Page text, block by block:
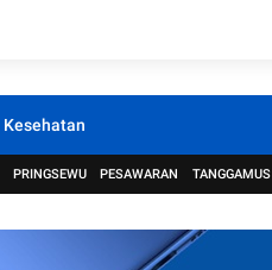
Kesehatan
PRINGSEWU PESAWARAN TANGGAMUS